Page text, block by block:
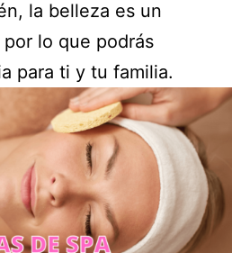
la belleza es un
lo que podrás
para ti y tu familia.